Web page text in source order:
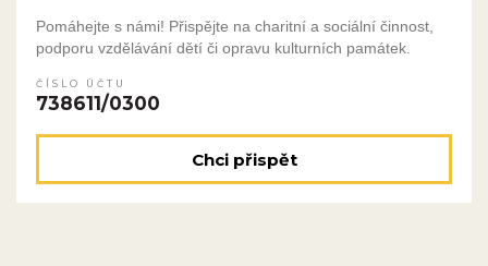
Pomáhejte s námi! Přispějte na charitní a sociální činnost,
podporu vzdělávání dětí či opravu kulturních památek.
ČÍSLO ÚČTU
738611/0300
Chci přispět